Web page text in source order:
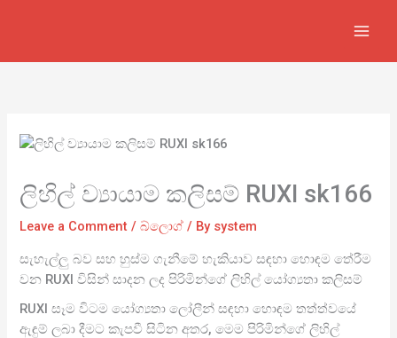
ලිහිල් ව්‍යායාම කලිසම් RUXI sk166
Leave a Comment /බ්ලොග් / By system
සැහැල්ලු බව සහ හුස්ම ගැනීමේ හැකියාව සඳහා හොඳම තේරීම
වන RUXI විසින් සාදන ලද පිරිමින්ගේ ලිහිල් යෝග්‍යතා කලිසම්
RUXI සෑම විටම යෝග්‍යතා ලෝලීන් සඳහා හොඳම තත්ත්වයේ
ඇඳුම් ලබා දීමට කැපවී සිටින අතර, මෙම පිරිමින්ගේ ලිහිල්